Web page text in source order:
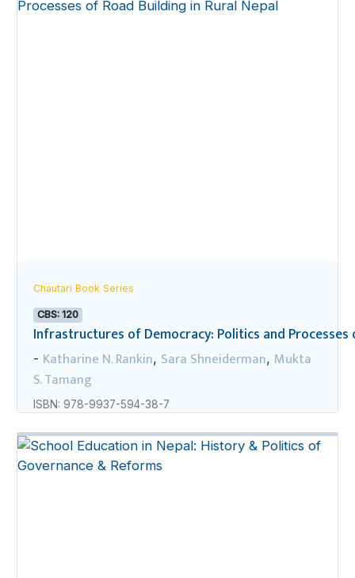
Chautari Book Series
CBS: 120
Infrastructures of Democracy: Politics and Processes
- Katharine N. Rankin, Sara Shneiderman, Mukta
S. Tamang
ISBN: 978-9937-594-38-7